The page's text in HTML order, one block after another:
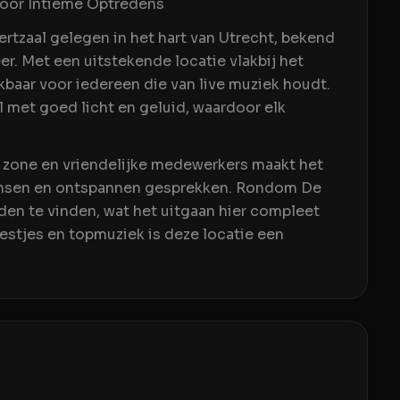
Intieme Optredens
gelegen in het hart van Utrecht, bekend
Met een uitstekende locatie vlakbij het
voor iedereen die van live muziek houdt.
met goed licht en geluid, waardoor elk
en vriendelijke medewerkers maakt het
en ontspannen gesprekken. Rondom De
te vinden, wat het uitgaan hier compleet
en topmuziek is deze locatie een